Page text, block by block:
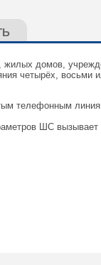
домов,
четырёх, восьми
телефонным
ШС